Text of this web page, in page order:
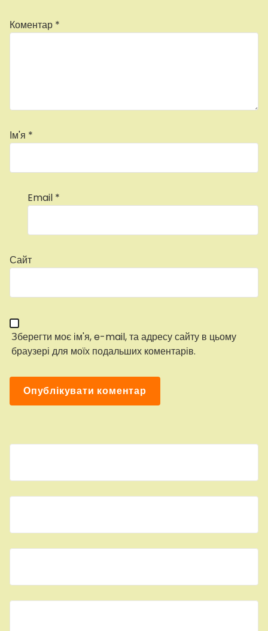
Коментар *
Ім'я *
Email *
Сайт
Зберегти моє ім'я, e-mail, та адресу сайту в цьому
браузері для моїх подальших коментарів.